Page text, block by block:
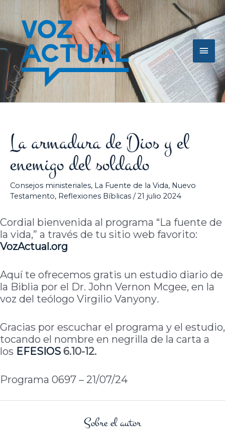
contenido
La armadura de Dios y el
enemigo del soldado
Consejos ministeriales, La Fuente de la Vida, Nuevo
Testamento, Reflexiones Bíblicas /21 julio 2024
Cordial bienvenida al programa “La fuente de
la vida,” a través de tu sitio web favorito:
VozActual.org
Aquí te ofrecemos gratis un estudio diario de
la Biblia por el Dr. John Vernon Mcgee, en la
voz del teólogo Virgilio Vanyony.
Gracias por escuchar el programa y el estudio,
tocando el nombre en negrilla de la carta a
los EFESIOS 6.10-12.
Programa 0697 – 21/07/24
Sobre el autor